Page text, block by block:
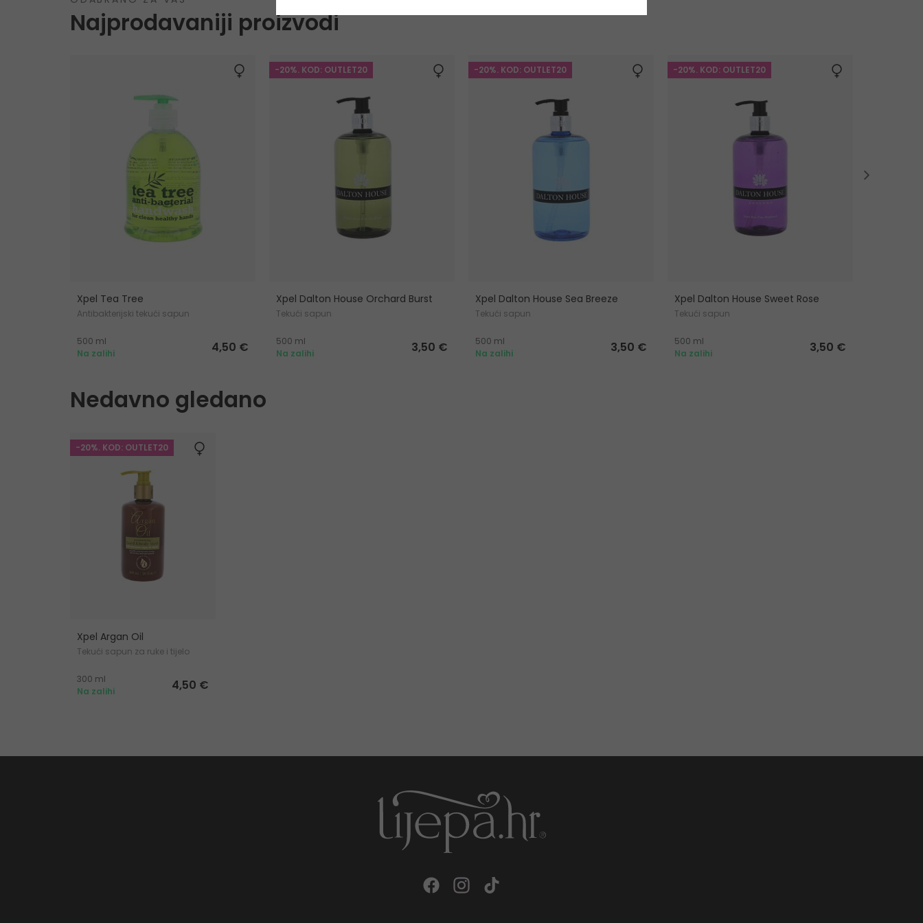
Najprodavaniji proizvodi
Xpel Tea Tree
Antibakterijski tekući sapun
500 ml
Na zalihi
4,50 €
-20%. KOD: OUTLET20
Xpel Dalton House Orchard Burst
Tekući sapun
500 ml
Na zalihi
3,50 €
-20%. KOD: OUTLET20
Xpel Dalton House Sea Breeze
Tekući sapun
500 ml
Na zalihi
3,50 €
-20%. KOD: OUTLET20
Xpel Dalton House Sweet Rose
Tekući sapun
500 ml
Na zalihi
3,50 €
Nedavno gledano
-20%. KOD: OUTLET20
Xpel Argan Oil
Tekući sapun za ruke i tijelo
300 ml
Na zalihi
4,50 €